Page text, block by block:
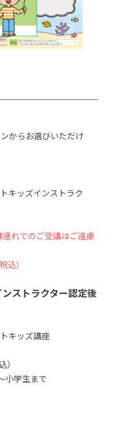
からお選びいただけ
キッズインストラク
れでのご受講はご遠慮
）
ストラクター認定後
キッズ講座
）
小学生まで